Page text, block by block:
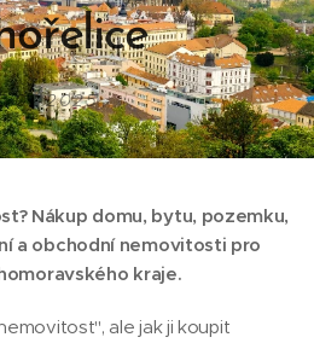
Nákup domu, bytu, pozemku,
a obchodní nemovitosti pro
kraje.
ale jak ji koupit